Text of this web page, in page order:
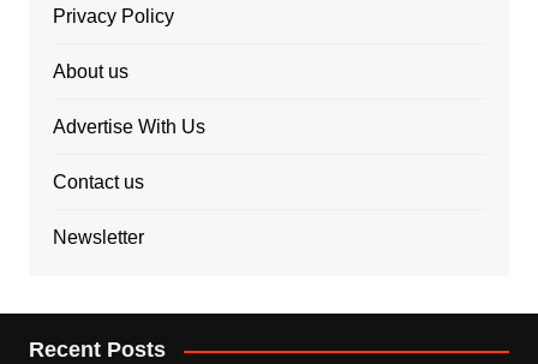
Privacy Policy
About us
Advertise With Us
Contact us
Newsletter
Recent Posts